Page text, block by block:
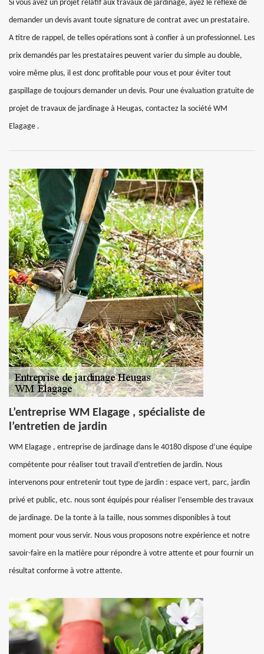
Si vous avez un projet relatif aux travaux de jardinage, ayez le réflexe de
demander un devis avant toute signature de contrat avec un prestataire.
A titre de rappel, de telles opérations sont à confier à un professionnel. Les
prix demandés par les prestataires peuvent varier du simple au double,
voire même plus, il est donc profitable pour vous et pour éviter tout
gaspillage de toujours demander un devis. Pour une évaluation gratuite de
projet de travaux de jardinage à Heugas, contactez la société WM
Elagage .
L’entreprise WM Elagage , spécialiste de
l’entretien de jardin
WM Elagage , entreprise de jardinage dans le 40180 dispose d’une équipe
compétente pour réaliser tout travail d’entretien de jardin. Nous
intervenons pour entretenir tout type de jardin : espace vert, parc, jardin
privé et public, etc. nous sont équipés pour réaliser l’ensemble des travaux
de jardinage. De la tonte à la taille, nous sommes disponibles à tout
moment pour vous servir. Nous vous proposons notre expérience et notre
savoir-faire en la matière pour répondre à votre attente et pour fournir un
résultat conforme à votre attente.